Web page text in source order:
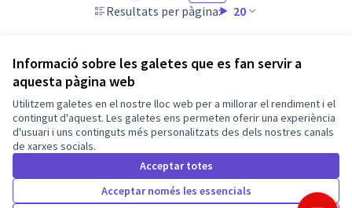
Informació sobre les galetes que es fan servir a
aquesta pàgina web
Utilitzem galetes en el nostre lloc web per a millorar el rendiment i el
contingut d'aquest. Les galetes ens permeten oferir una experiència
d'usuari i uns continguts més personalitzats des dels nostres canals
de xarxes socials.
Acceptar totes
Acceptar només les essencials
Resultats per pàgina: 20
Termes i condicions d'ús
Configuració de les galetes
Barcelona En Comú a X
(Enllaç extern)
Barcelona En Comú a Facebook
(Enllaç extern)
Barcelona En Comú a Instagram
(Enllaç extern)
Barcelona En Comú a YouTube
(Enllaç extern)
Català
Triar la llenguaElegir el idioma